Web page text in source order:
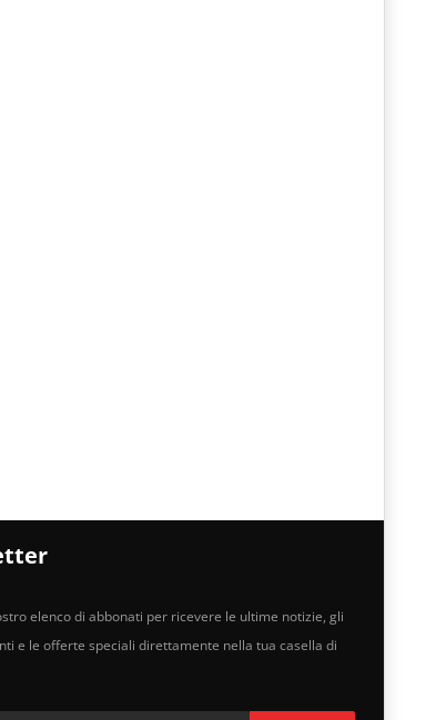
elenco di abbonati per ricevere le ultime notizie, gli
e le offerte speciali direttamente nella tua casella di